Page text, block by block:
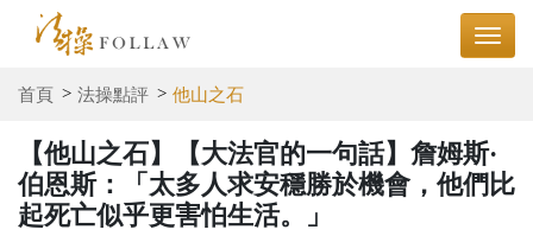
首頁 法操點評 他山之石
【他山之石】【大法官的一句話】詹姆斯·
伯恩斯：「太多人求安穩勝於機會，他們比
起死亡似乎更害怕生活。」